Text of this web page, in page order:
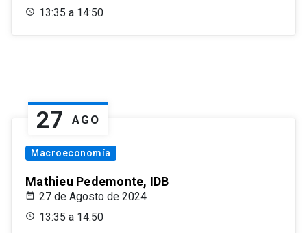
13:35 a 14:50
27 AGO
Macroeconomía
Mathieu Pedemonte, IDB
27 de Agosto de 2024
13:35 a 14:50